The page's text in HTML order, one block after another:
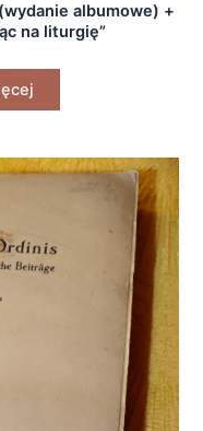
albumowe) +
na liturgię”